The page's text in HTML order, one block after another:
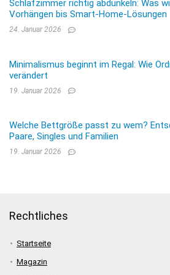
Schlafzimmer richtig abdunkeln: Was
Vorhängen bis Smart-Home-Lösungen
24. Januar 2026
Minimalismus beginnt im Regal: Wie
verändert
19. Januar 2026
Welche Bettgröße passt zu wem?
Paare, Singles und Familien
19. Januar 2026
Rechtliches
Startseite
Magazin